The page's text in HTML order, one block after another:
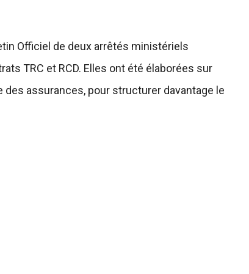
Officiel de deux arrêtés ministériels
TRC et RCD. Elles ont été élaborées sur
des assurances, pour structurer davantage le